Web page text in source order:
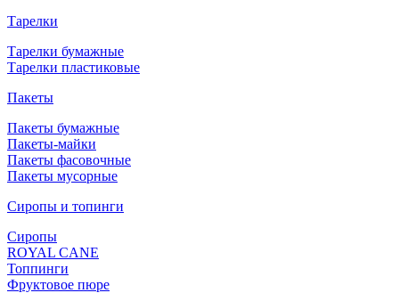
Тарелки
Тарелки бумажные
Тарелки пластиковые
Пакеты
Пакеты бумажные
Пакеты-майки
Пакеты фасовочные
Пакеты мусорные
Сиропы и топинги
Сиропы
ROYAL CANE
Топпинги
Фруктовое пюре